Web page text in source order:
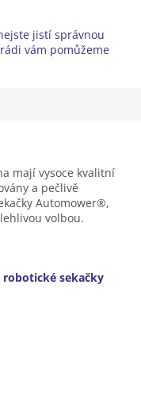
jistí správnou
vám pomůžeme
mají vysoce kvalitní
a pečlivě
Automower®,
volbou.
sekačky